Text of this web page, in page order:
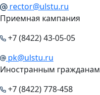
rector@ulstu.ru
Приемная кампания
+7 (8422) 43-05-05
pk@ulstu.ru
Иностранным гражданам
+7 (8422) 778-458